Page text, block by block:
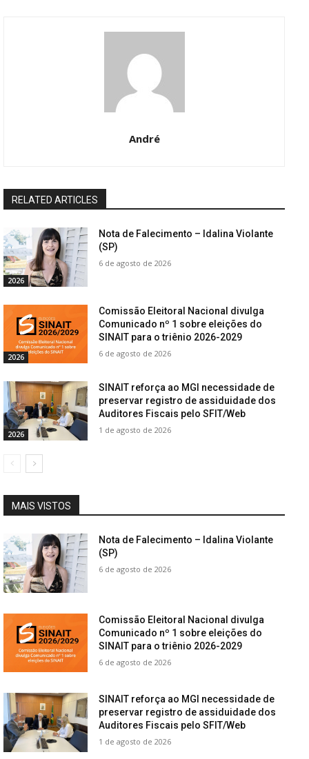
André
RELATED ARTICLES
2026
Nota de Falecimento – Idalina Violante
(SP)
6 de agosto de 2026
2026
Comissão Eleitoral Nacional divulga
Comunicado nº 1 sobre eleições do
SINAIT para o triênio 2026-2029
6 de agosto de 2026
2026
SINAIT reforça ao MGI necessidade de
preservar registro de assiduidade dos
Auditores Fiscais pelo SFIT/Web
1 de agosto de 2026
MAIS VISTOS
Nota de Falecimento – Idalina Violante
(SP)
6 de agosto de 2026
Comissão Eleitoral Nacional divulga
Comunicado nº 1 sobre eleições do
SINAIT para o triênio 2026-2029
6 de agosto de 2026
SINAIT reforça ao MGI necessidade de
preservar registro de assiduidade dos
Auditores Fiscais pelo SFIT/Web
1 de agosto de 2026